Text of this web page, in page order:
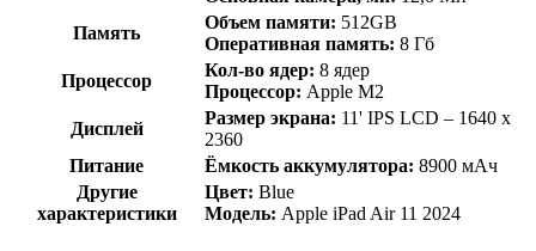
Память
Объем памяти: 512GB
Оперативная память: 8 Гб
Процессор
Кол-во ядер: 8 ядер
Процессор: Apple M2
Дисплей
Размер экрана: 11' IPS LCD – 1640 x
2360
Питание
Ёмкость аккумулятора: 8900 мАч
Другие
характеристики
Цвет: Blue
Модель: Apple iPad Air 11 2024